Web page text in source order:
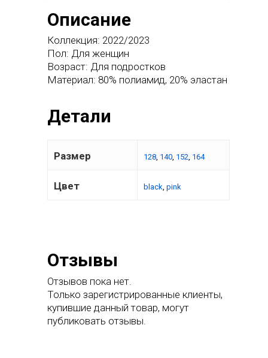
Описание
Коллекция: 2022/2023
Пол: Для женщин
Возраст: Для подростков
Материал: 80% полиамид, 20% эластан
Детали
Размер 128, 140, 152, 164
Цвет black, pink
Отзывы
Отзывов пока нет.
Только зарегистрированные клиенты,
купившие данный товар, могут
публиковать отзывы.
Каталог